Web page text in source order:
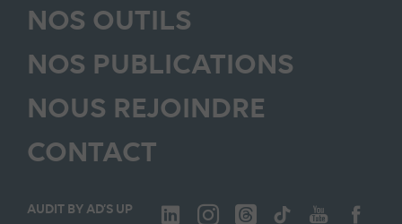
NOS OUTILS
NOS PUBLICATIONS
NOUS REJOINDRE
CONTACT
AUDIT BY AD’S UP